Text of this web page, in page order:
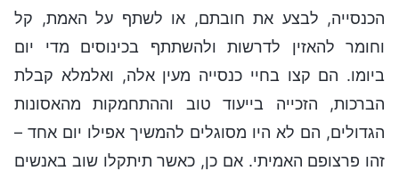
הכנסייה, לבצע את חובתם, או לשתף על האמת, קל
וחומר להאזין לדרשות ולהשתתף בכינוסים מדי יום
ביומו. הם קצו בחיי כנסייה מעין אלה, ואלמלא קבלת
הברכות, הזכייה בייעוד טוב וההתחמקות מהאסונות
הגדולים, הם לא היו מסוגלים להמשיך אפילו יום אחד –
זהו פרצופם האמיתי. אם כן, כאשר תיתקלו שוב באנשים